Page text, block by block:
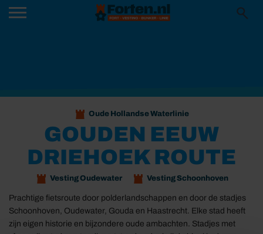
Oude Hollandse Waterlinie
GOUDEN EEUW
DRIEHOEK ROUTE
Vesting Oudewater Vesting Schoonhoven
Prachtige fietsroute door polderlandschappen en door de stadjes
Schoonhoven, Oudewater, Gouda en Haastrecht. Elke stad heeft
zijn eigen historie en bijzondere oude ambachten. Stadjes met